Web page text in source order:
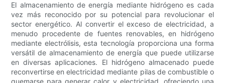
El almacenamiento de energía mediante hidrógeno es cada
vez más reconocido por su potencial para revolucionar el
sector energético. Al convertir el exceso de electricidad, a
menudo procedente de fuentes renovables, en hidrógeno
mediante electrólisis, esta tecnología proporciona una forma
versátil de almacenamiento de energía que puede utilizarse
en diversas aplicaciones. El hidrógeno almacenado puede
reconvertirse en electricidad mediante pilas de combustible o
quemarse para generar calor y electricidad, ofreciendo una